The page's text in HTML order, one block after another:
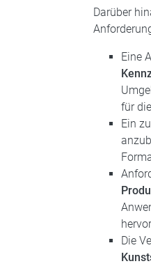
Darüber
Eine
für
Ein
Die